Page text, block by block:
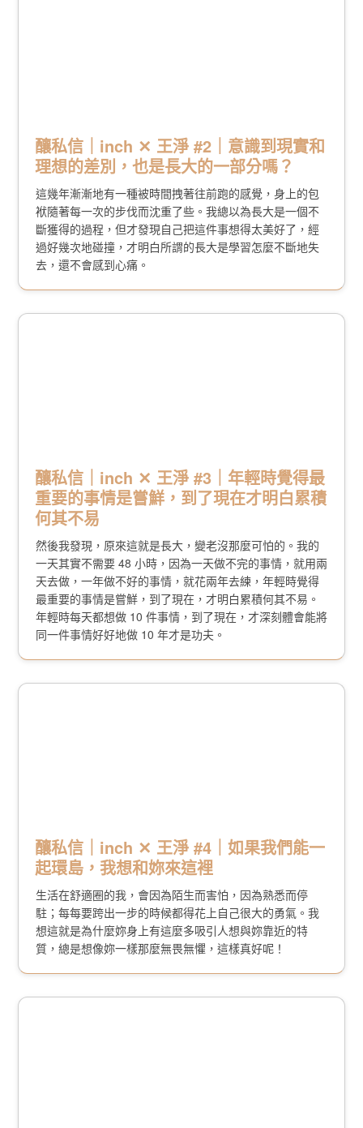
釀私信｜inch ✕ 王淨 #2｜意識到現實和
理想的差別，也是長大的一部分嗎？
這幾年漸漸地有一種被時間拽著往前跑的感覺，身上的包
袱隨著每一次的步伐而沈重了些。我總以為長大是一個不
斷獲得的過程，但才發現自己把這件事想得太美好了，經
過好幾次地碰撞，才明白所謂的長大是學習怎麼不斷地失
去，還不會感到心痛。
釀私信｜inch ✕ 王淨 #3｜年輕時覺得最
重要的事情是嘗鮮，到了現在才明白累積
何其不易
然後我發現，原來這就是長大，變老沒那麼可怕的。我的
一天其實不需要 48 小時，因為一天做不完的事情，就用兩
天去做，一年做不好的事情，就花兩年去練，年輕時覺得
最重要的事情是嘗鮮，到了現在，才明白累積何其不易。
年輕時每天都想做 10 件事情，到了現在，才深刻體會能將
同一件事情好好地做 10 年才是功夫。
釀私信｜inch ✕ 王淨 #4｜如果我們能一
起環島，我想和妳來這裡
生活在舒適圈的我，會因為陌生而害怕，因為熟悉而停
駐；每每要跨出一步的時候都得花上自己很大的勇氣。我
想這就是為什麼妳身上有這麼多吸引人想與妳靠近的特
質，總是想像妳一樣那麼無畏無懼，這樣真好呢！